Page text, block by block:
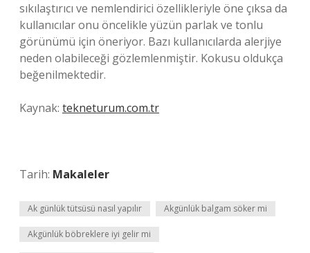
sıkılaştırıcı ve nemlendirici özellikleriyle öne çıksa da
kullanıcılar onu öncelikle yüzün parlak ve tonlu
görünümü için öneriyor. Bazı kullanıcılarda alerjiye
neden olabileceği gözlemlenmiştir. Kokusu oldukça
beğenilmektedir.
Kaynak: tekneturum.com.tr
Tarih: Makaleler
Ak günlük tütsüsü nasıl yapılır Akgünlük balgam söker mi
Akgünlük böbreklere iyi gelir mi